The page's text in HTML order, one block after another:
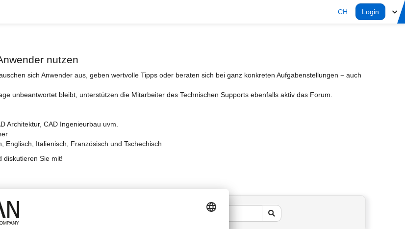
CH Login
nutzen
sich Anwender aus, geben wertvolle Tipps oder beraten sich bei ganz konkreten Aufgabenstellungen − auch
unbeantwortet bleibt, unterstützen die Mitarbeiter des Technischen Supports ebenfalls aktiv das Forum.
Architektur, CAD Ingenieurbau uvm.
Englisch, Italienisch, Französisch und Tschechisch
diskutieren Sie mit!